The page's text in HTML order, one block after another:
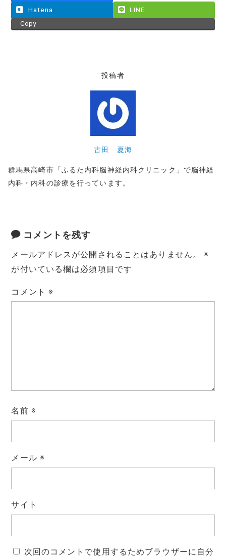
Hatena
LINE
Copy
投稿者
古田 夏海
群馬県高崎市「ふるた内科脳神経内科クリニック」で脳神経
内科・内科の診療を行っています。
コメントを残す
メールアドレスが公開されることはありません。
※
が付いている欄は必須項目です
コメント※
名前 ※
メール ※
サイト
次回のコメントで使用するためブラウザーに自分